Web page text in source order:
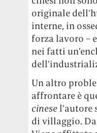
originale
interne, in
forza lavoro –
nei fatti
Un altro
affrontare è
cinesel’autore
di villaggio.